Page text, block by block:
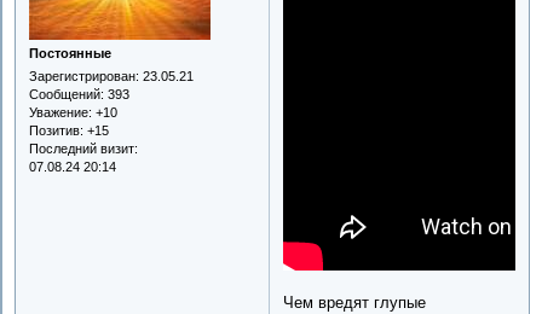
Постоянные
Зарегистрирован: 23.05.21
Сообщений: 393
Уважение: +10
Позитив: +15
Последний визит:
07.08.24 20:14
Чем вредят глупые